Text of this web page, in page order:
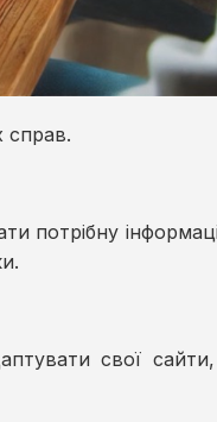
справ.
потрібну
свої